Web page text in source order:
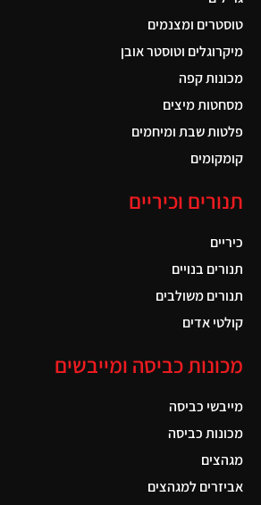
טוסטרים ומצנמים
מיקרוגלים וטוסטר אובן
מכונות קפה
מסחטות מיצים
פלטות שבת ומיחמים
קומקומים
תנורים וכיריים
כיריים
תנורים בנויים
תנורים משולבים
קולטי אדים
מכונות כביסה ומייבשים
מייבשי כביסה
מכונות כביסה
מגהצים
אביזרים למגהצים